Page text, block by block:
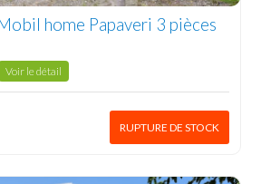
home Papaveri 3 pièces
Voir le détail
RUPTURE DE STOCK